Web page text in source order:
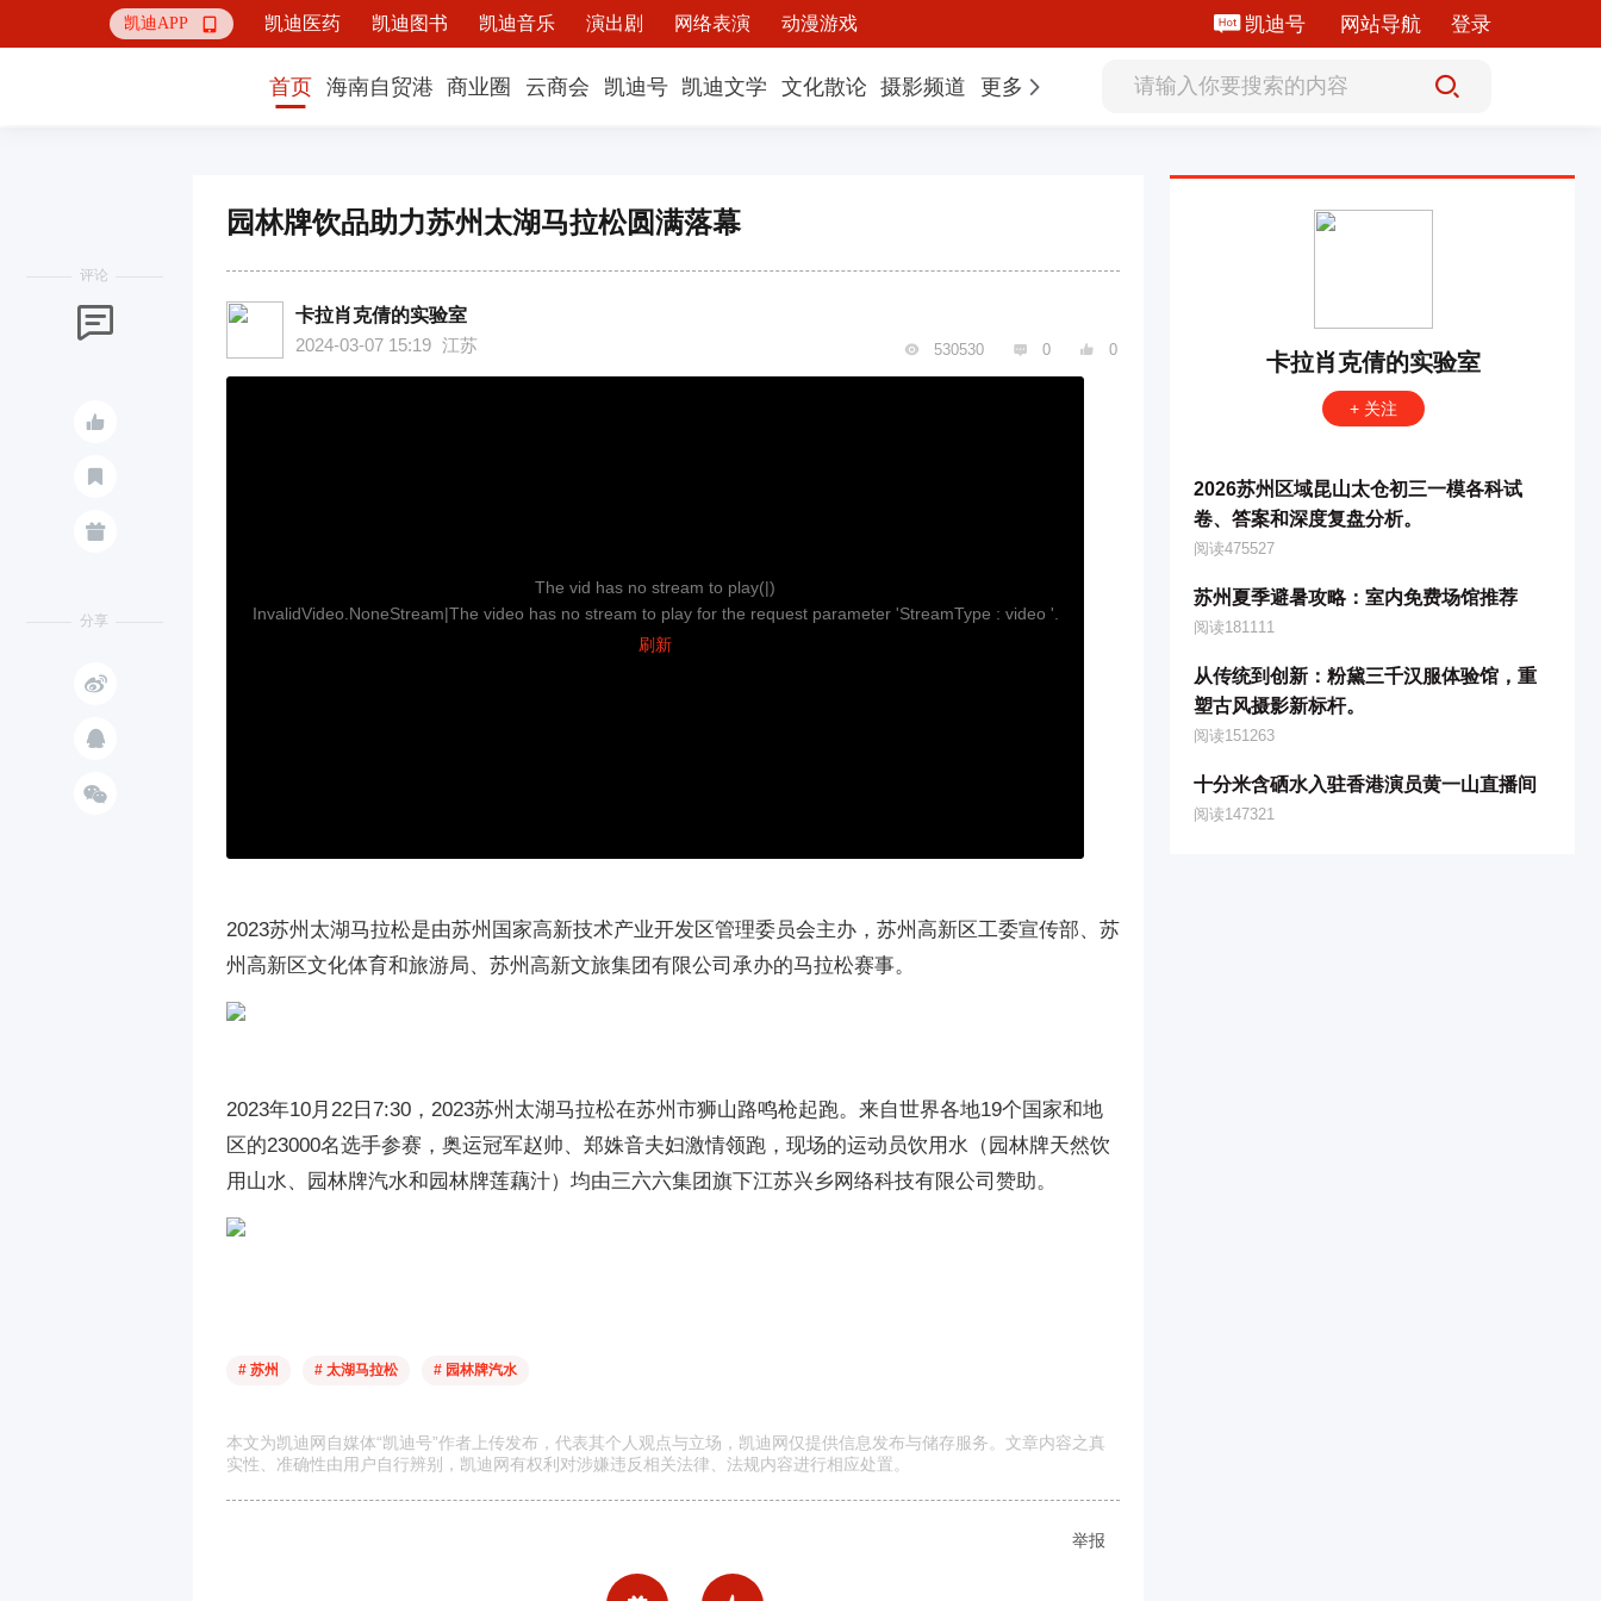
凯迪APP  凯迪医药 凯迪图书 凯迪音乐 演出剧 网络表演 动漫游戏 凯迪号 网站导航 登录
首页 海南自贸港 商业圈 云商会 凯迪号 凯迪文学 文化散论 摄影频道 更多
评论



分享



园林牌饮品助力苏州太湖马拉松圆满落幕
卡拉肖克倩的实验室
2024-03-07 15:19 江苏  530530  0  0
The vid has no stream to play(|)
InvalidVideo.NoneStream|The video has no stream to play for the request parameter 'StreamType : video '.
刷新
2023苏州太湖马拉松是由苏州国家高新技术产业开发区管理委员会主办，苏州高新区工委宣传部、苏
州高新区文化体育和旅游局、苏州高新文旅集团有限公司承办的马拉松赛事。
2023年10月22日7:30，2023苏州太湖马拉松在苏州市狮山路鸣枪起跑。来自世界各地19个国家和地
区的23000名选手参赛，奥运冠军赵帅、郑姝音夫妇激情领跑，现场的运动员饮用水（园林牌天然饮
用山水、园林牌汽水和园林牌莲藕汁）均由三六六集团旗下江苏兴乡网络科技有限公司赞助。
# 苏州 # 太湖马拉松 # 园林牌汽水
本文为凯迪网自媒体“凯迪号”作者上传发布，代表其个人观点与立场，凯迪网仅提供信息发布与储存服务。文章内容之真
实性、准确性由用户自行辨别，凯迪网有权利对涉嫌违反相关法律、法规内容进行相应处置。
举报
卡拉肖克倩的实验室
+ 关注
2026苏州区域昆山太仓初三一模各科试
卷、答案和深度复盘分析。
阅读475527
苏州夏季避暑攻略：室内免费场馆推荐
阅读181111
从传统到创新：粉黛三千汉服体验馆，重
塑古风摄影新标杆。
阅读151263
十分米含硒水入驻香港演员黄一山直播间
阅读147321